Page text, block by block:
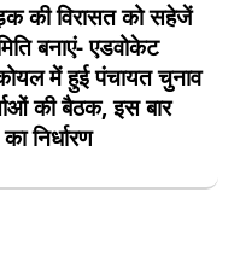
की विरासत को सहेजें
बनाएं- एडवोकेट
में हुई पंचायत चुनाव
की बैठक, इस बार
निर्धारण